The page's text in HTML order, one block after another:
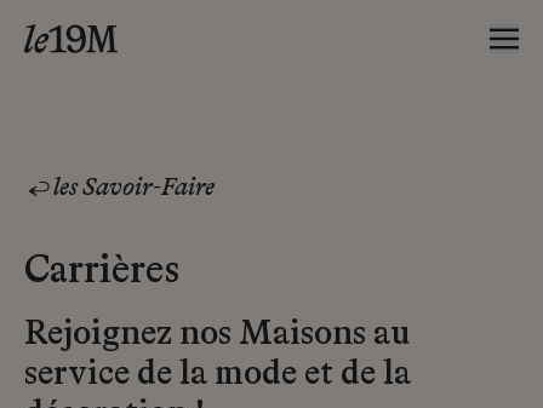
les Savoir-Faire
Carrières
Rejoignez nos Maisons au
service de la mode et de la